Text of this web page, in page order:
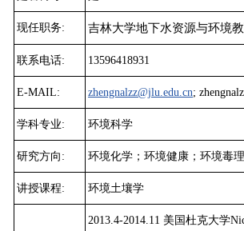
现任职务: 吉林大学地下水资源与环境
联系电话: 13596418931
E-MAIL: zhengnalzz@jlu.edu.cn;
学科专业: 环境科学
研究方向 : 环境化学；环境健康；环境毒理
讲授课程: 环境土壤学
2013.4-2014.11 美国杜克大学